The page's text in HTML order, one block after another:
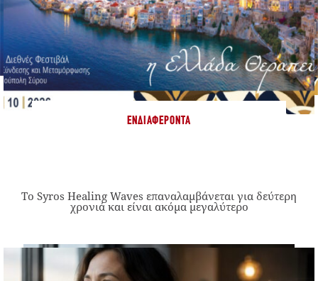
ΕΝΔΙΑΦΈΡΟΝΤΑ
Το Syros Healing Waves επαναλαμβάνεται για δεύτερη
χρονιά και είναι ακόμα μεγαλύτερο